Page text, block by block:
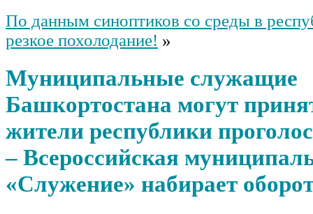
По данным синоптиков со среды в
резкое похолодание! »
Муниципальные служащие
Башкортостана могут
жители республики
– Всероссийская
«Служение» набирает